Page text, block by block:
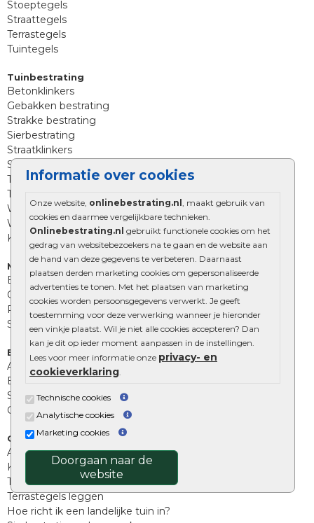
Informatie over cookies
Onze website, onlinebestrating.nl , maakt gebruik van
cookies en daarmee vergelijkbare technieken.
Onlinebestrating.nl gebruikt functionele cookies om het
gedrag van websitebezoekers na te gaan en de website aan
de hand van deze gegevens te verbeteren. Daarnaast
plaatsen derden marketing cookies om gepersonaliseerde
advertenties te tonen. Met het plaatsen van marketing
cookies worden persoonsgegevens verwerkt. Je geeft
toestemming voor deze verwerking wanneer je hieronder
een vinkje plaatst. Wil je niet alle cookies accepteren? Dan
kan je dit op ieder moment aanpassen in de instellingen.
Lees voor meer informatie onze privacy- en
cookieverklaring.
Technische cookies
Analytische cookies
Marketing cookies
Doorgaan naar de
website
Stoeptegels
Straattegels
Terrastegels
Tuintegels
Tuinbestrating
Betonklinkers
Gebakken bestrating
Strakke bestrating
Sierbestrating
Straatklinkers
Straatstenen
Trommelstenen
Tuinstenen
Waalformaat
Wildverband bestrating
Kingstones
Muurelementen
Betonbielzen
Opsluitbanden
Palissades
Stapelblokken
Extra benodigdheden
Afwatering en diversen
Beplantings en betonelementen
Split, grind en zand
Oprit tegels
Overig
Aanbiedingen
Kunstgras
Tuintegels outlet
Terrastegels leggen
Hoe richt ik een landelijke tuin in?